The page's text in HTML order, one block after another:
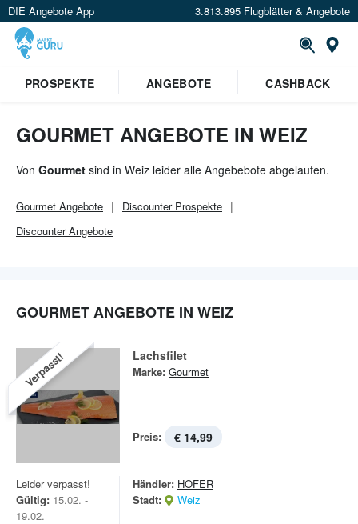
DIE Angebote App 3.813.895 Flugblätter & Angebote
PROSPEKTE ANGEBOTE CASHBACK
GOURMET ANGEBOTE IN WEIZ
Von Gourmet sind in Weiz leider alle Angebebote abgelaufen.
Gourmet Angebote DiscounterProspekte
DiscounterAngebote
GOURMET ANGEBOTE IN WEIZ
Verpasst! Lachsfilet
Marke: Gourmet
Preis: € 14,99
Leider verpasst!
Gültig: 15.02. -
19.02.
Händler: HOFER
Stadt:
Weiz